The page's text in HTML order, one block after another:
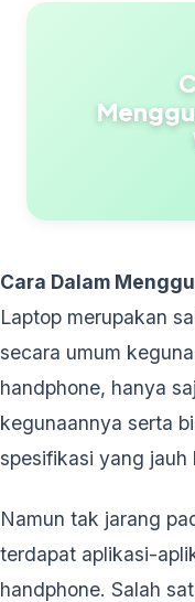
Cara Dalam
Laptop merupakan
secara umum
handphone, hanya
kegunaannya serta
spesifikasi yang jauh
Namun tak jarang
terdapat aplikasi-
handphone. Salah